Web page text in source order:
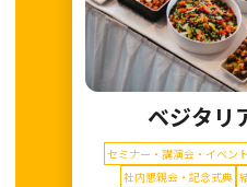
ベジタリ
セミナー・講演会・イベント
社内懇親会・記念式典